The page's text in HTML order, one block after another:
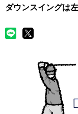
ダウンスイングは